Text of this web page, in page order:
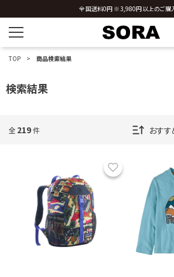
全国送料0円 ※3,980円以上のご購
新規会員登録 ※今ならすぐに使える500円分のク
TOP 商品検索結果
検索結果
全 219件
お気に入り